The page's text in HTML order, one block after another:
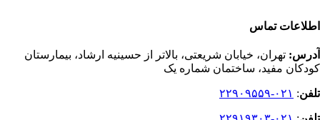
اطلاعات تماس
آدرس: تهران، خیابان شریعتی، بالاتر از حسینیه ارشاد، بیمارستان
کودکان مفید، ساختمان شماره یک
تلفن: ۰۲۱-۲۲۹۰۹۵۵۹